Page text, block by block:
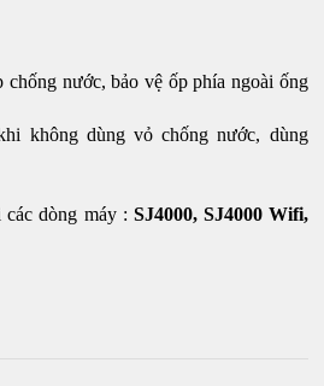
chống nước, bảo vệ ốp phía ngoài ống
không dùng vỏ chống nước, dùng
các dòng máy : SJ4000, SJ4000 Wifi,